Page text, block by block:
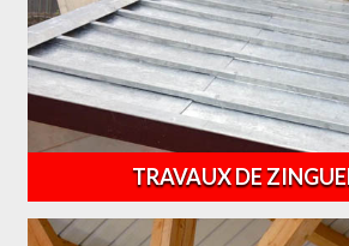
TRAVAUX DE